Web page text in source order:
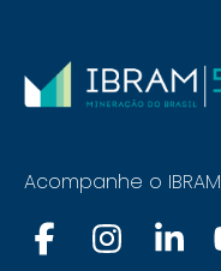
Acompanhe o IBRAM